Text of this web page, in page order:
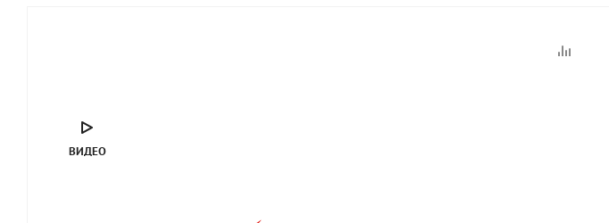
ВИДЕО